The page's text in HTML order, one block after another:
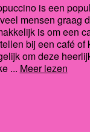
is een
mensen graag
is om een
bij een café of
om deze
... Meer lezen